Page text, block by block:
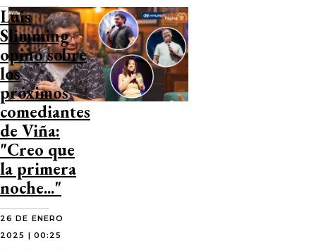
Luis
Slimming
opinó sobre
los
próximos
comediantes
de Viña:
"Creo que
la primera
noche..."
26 DE ENERO
2025 | 00:25